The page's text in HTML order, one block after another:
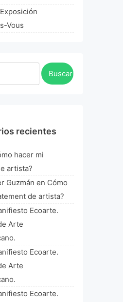
Vous
recientes
hacer mi
artista?
Guzmán en Cómo
de artista?
Ecoarte.
Arte
Ecoarte.
Arte
Ecoarte.